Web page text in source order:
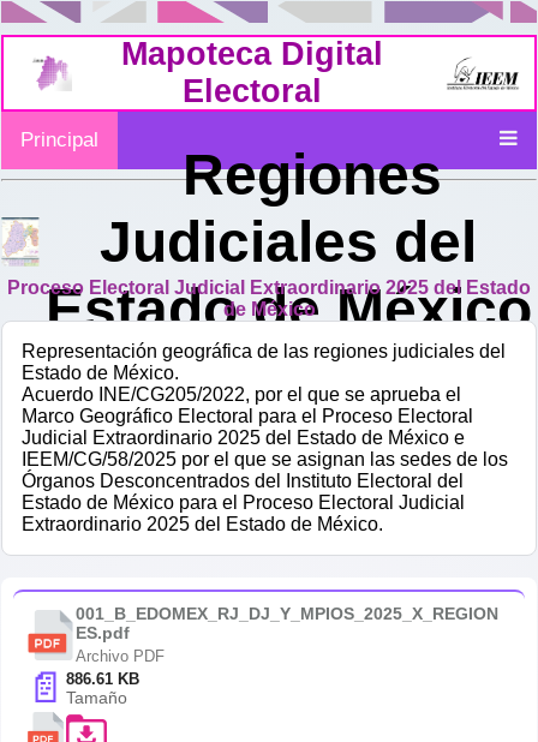
Mapoteca Digital
Electoral
Principal
Regiones
Judiciales del
Estado de México
Proceso Electoral Judicial Extraordinario 2025 del Estado
de México
Representación geográfica de las regiones judiciales del
Estado de México.
Acuerdo INE/CG205/2022, por el que se aprueba el
Marco Geográfico Electoral para el Proceso Electoral
Judicial Extraordinario 2025 del Estado de México e
IEEM/CG/58/2025 por el que se asignan las sedes de los
Órganos Desconcentrados del Instituto Electoral del
Estado de México para el Proceso Electoral Judicial
Extraordinario 2025 del Estado de México.
001_B_EDOMEX_RJ_DJ_Y_MPIOS_2025_X_REGION
ES.pdf
Archivo PDF
📄 886.61 KB
Tamaño